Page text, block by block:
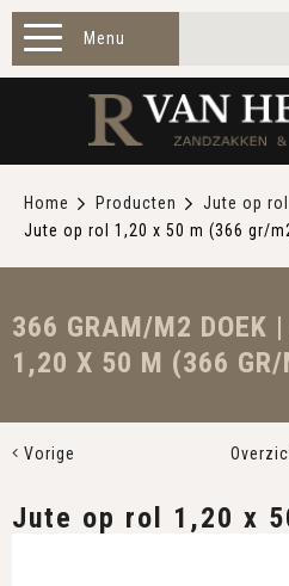
Menu
ZAKELIJK
OVER ONS
Home Producten Jute op rol
Jute op rol 1,20 x 50 m (366 gr/
366 GRAM/M2 DOEK |
1,20 X 50 M (366 GR/
Vorige
Jute op rol 1,20 x